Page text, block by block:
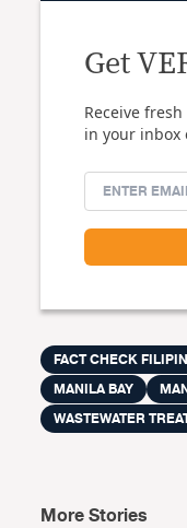
Get
Receive
in your inbox
FACT CHECK
MANILA BAY
WASTEWATER
More Stories